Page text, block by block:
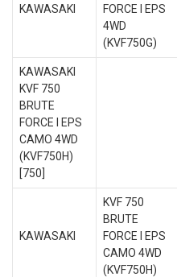
KAWASAKI
FORCE I EPS
4WD
(KVF750G)
KAWASAKI
KVF 750
BRUTE
FORCE I EPS
CAMO 4WD
(KVF750H)
[750]
KAWASAKI
KVF 750
BRUTE
FORCE I EPS
CAMO 4WD
(KVF750H)